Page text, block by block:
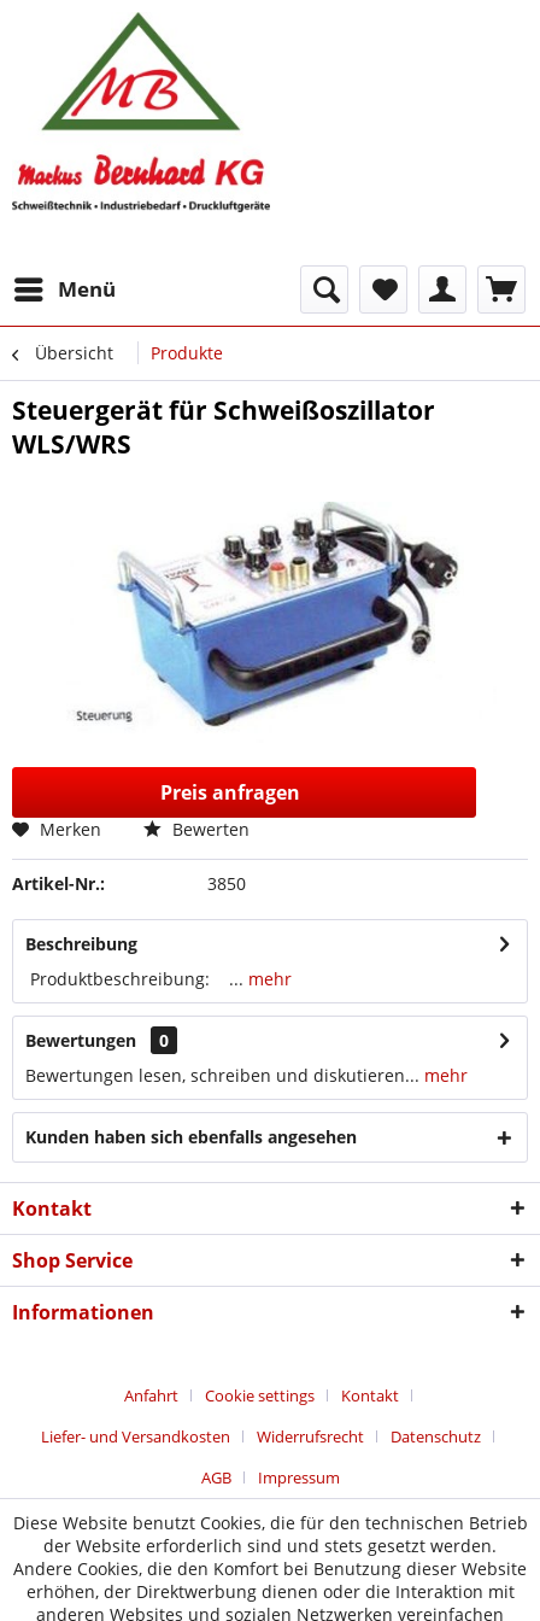
Menü
Übersicht Produkte
Steuergerät für Schweißoszillator
WLS/WRS
Preis anfragen
Merken Bewerten
Artikel-Nr.: 3850
Beschreibung
Produktbeschreibung: ... mehr
Bewertungen
0
Bewertungen lesen, schreiben und diskutieren... mehr
Kunden haben sich ebenfalls angesehen
Kontakt
Shop Service
Informationen
Anfahrt Cookie settings
Kontakt
Liefer- und Versandkosten
Widerrufsrecht
Datenschutz
AGB
Impressum
Diese Website benutzt Cookies, die für den technischen Betrieb
der Website erforderlich sind und stets gesetzt werden.
Andere Cookies, die den Komfort bei Benutzung dieser Website
erhöhen, der Direktwerbung dienen oder die Interaktion mit
anderen Websites und sozialen Netzwerken vereinfachen